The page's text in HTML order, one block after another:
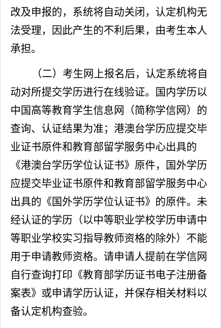
改及申报的，系统将自动关闭，认定机构无
法受理，因此产生的不利后果，由考生本人
承担。
（二）考生网上报名后，认定系统将自
动对所提交学历进行在线验证。国内学历以
中国高等教育学生信息网（简称学信网）的
查询、认证结果为准；港澳台学历应提交毕
业证书原件和教育部留学服务中心出具的
《港澳台学历学位认证书》原件，国外学历
应提交毕业证书原件和教育部留学服务中心
出具的《国外学历学位认证书》的原件。未
经认证的学历（以中等职业学校学历申请中
等职业学校实习指导教师资格的除外）不能
用于申请教师资格。请申请人提前在学信网
自行查询打印《教育部学历证书电子注册备
案表》或申请学历认证，并保存相关材料以
备认定机构查验。